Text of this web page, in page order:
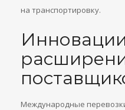
на транспортировку.
Международные